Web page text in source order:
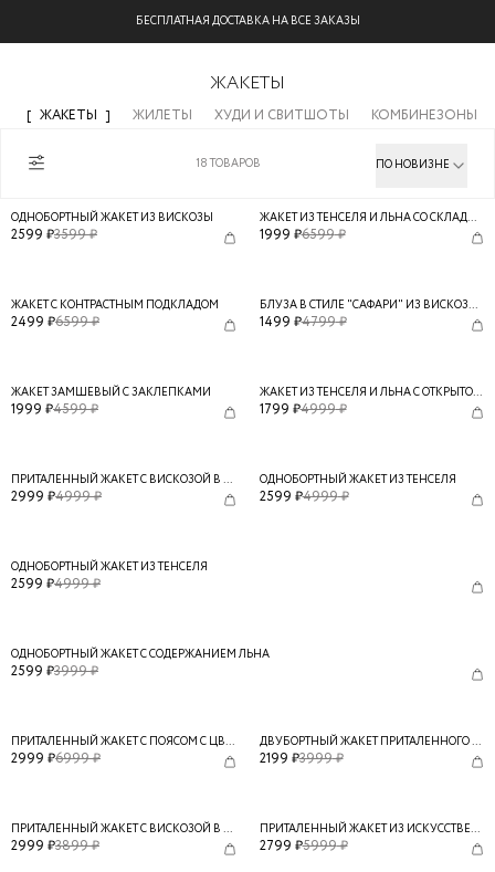
БЕСПЛАТНАЯ ДОСТАВКА НА ВСЕ ЗАКАЗЫ
ЖАКЕТЫ
ЖАКЕТЫ ЖИЛЕТЫ ХУДИ И СВИТШОТЫ КОМБИНЕЗОНЫ
18ТОВАРОВ ПО НОВИЗНЕ
ОДНОБОРТНЫЙ ЖАКЕТ ИЗ ВИСКОЗЫ
2599 ₽3599₽
ЖАКЕТ ИЗ ТЕНСЕЛЯ И ЛЬНА СО СКЛАДКАМИ
1999 ₽6599₽
ЖАКЕТ С КОНТРАСТНЫМ ПОДКЛАДОМ
2499 ₽6599₽
БЛУЗА В СТИЛЕ "САФАРИ" ИЗ ВИСКОЗЫ И ЛЬНА
1499 ₽4799₽
ЖАКЕТ ЗАМШЕВЫЙ С ЗАКЛЕПКАМИ
1999 ₽4599₽
ЖАКЕТ ИЗ ТЕНСЕЛЯ И ЛЬНА С ОТКРЫТОЙ СПИНОЙ
1799 ₽4999₽
ПРИТАЛЕННЫЙ ЖАКЕТ С ВИСКОЗОЙ В СОСТАВЕ
2999 ₽4999₽
ОДНОБОРТНЫЙ ЖАКЕТ ИЗ ТЕНСЕЛЯ
2599 ₽4999₽
ОДНОБОРТНЫЙ ЖАКЕТ ИЗ ТЕНСЕЛЯ
2599 ₽4999₽
ОДНОБОРТНЫЙ ЖАКЕТ С СОДЕРЖАНИЕМ ЛЬНА
2599 ₽3999₽
ПРИТАЛЕННЫЙ ЖАКЕТ С ПОЯСОМ С ЦВЕТАМИ
2999 ₽6999₽
ДВУБОРТНЫЙ ЖАКЕТ ПРИТАЛЕННОГО КРОЯ С ПОЯСОМ
2199 ₽3999₽
ПРИТАЛЕННЫЙ ЖАКЕТ С ВИСКОЗОЙ В СОСТАВЕ
2999 ₽3899₽
ПРИТАЛЕННЫЙ ЖАКЕТ ИЗ ИСКУССТВЕННОЙ КОЖИ
2799 ₽5999₽